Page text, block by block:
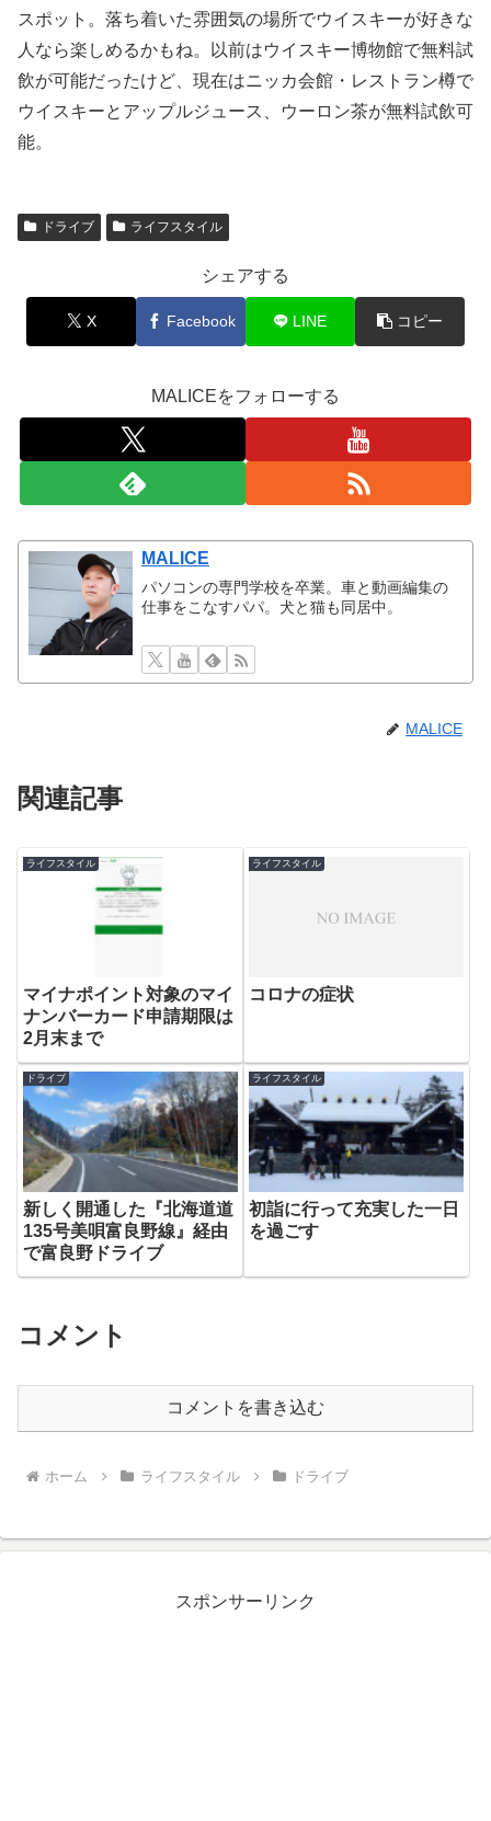
スポット。落ち着いた雰囲気の場所でウイスキーが好きな
人なら楽しめるかもね。以前はウイスキー博物館で無料試
飲が可能だったけど、現在はニッカ会館・レストラン樽で
ウイスキーとアップルジュース、ウーロン茶が無料試飲可
能。
ドライブ ライフスタイル
シェアする
X Facebook LINE コピー
MALICEをフォローする
MALICE
パソコンの専門学校を卒業。車と動画編集の
仕事をこなすパパ。犬と猫も同居中。
MALICE
関連記事
ライフスタイル
マイナポイント対象のマイ
ナンバーカード申請期限は
2月末まで
ライフスタイル
コロナの症状
ドライブ
新しく開通した『北海道道
135号美唄富良野線』経由
で富良野ドライブ
ライフスタイル
初詣に行って充実した一日
を過ごす
コメント
コメントを書き込む
ホーム ライフスタイル ドライブ
スポンサーリンク